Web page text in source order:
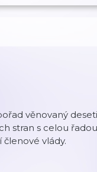
věnovaný
stran s celou
vlády.